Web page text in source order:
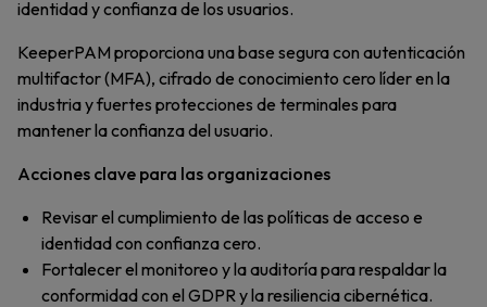
identidad y confianza de los usuarios.
KeeperPAM proporciona una base segura con autenticación
multifactor (MFA), cifrado de conocimiento cero líder en la
industria y fuertes protecciones de terminales para
mantener la confianza del usuario.
Acciones clave para las organizaciones
Revisar el cumplimiento de las políticas de acceso e
identidad con confianza cero.
Fortalecer el monitoreo y la auditoría para respaldar la
conformidad con el GDPR y la resiliencia cibernética.